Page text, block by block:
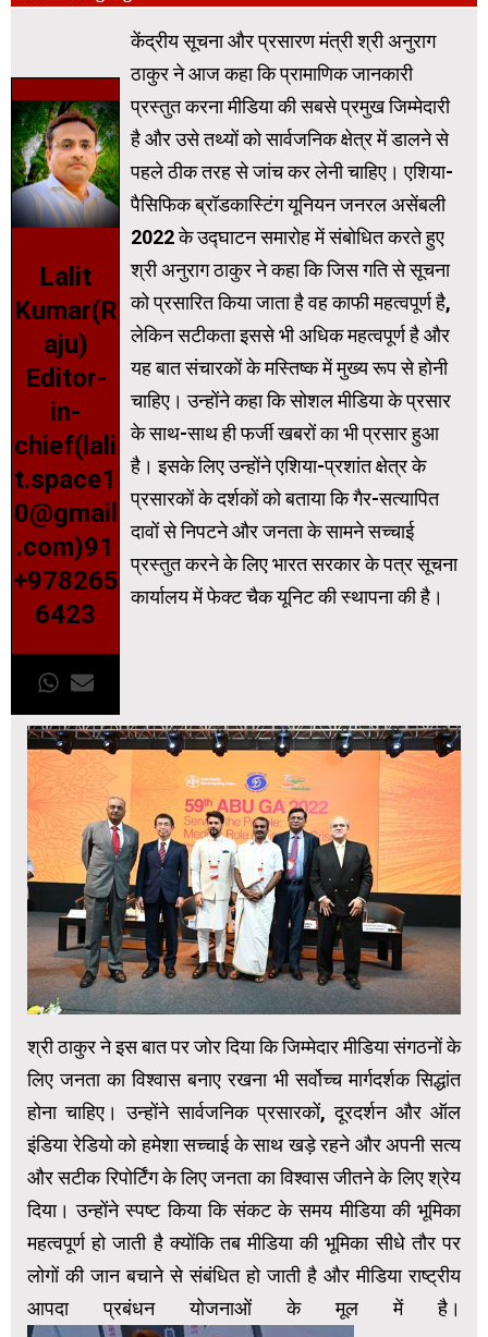
Lalit
Kumar(R
aju)
Editor-
in-
chief(lali
t.space1
0@gmail
.com)91
+978265
6423
केंद्रीय सूचना और प्रसारण मंत्री श्री अनुराग
ठाकुर ने आज कहा कि प्रामाणिक जानकारी
प्रस्तुत करना मीडिया की सबसे प्रमुख जिम्मेदारी
है और उसे तथ्यों को सार्वजनिक क्षेत्र में डालने से
पहले ठीक तरह से जांच कर लेनी चाहिए। एशिया-
पैसिफिक ब्रॉडकास्टिंग यूनियन जनरल असेंबली
2022 के उद्घाटन समारोह में संबोधित करते हुए
श्री अनुराग ठाकुर ने कहा कि जिस गति से सूचना
को प्रसारित किया जाता है वह काफी महत्वपूर्ण है,
लेकिन सटीकता इससे भी अधिक महत्वपूर्ण है और
यह बात संचारकों के मस्तिष्‍क में मुख्‍य रूप से होनी
चाहिए। उन्‍होंने कहा कि सोशल मीडिया के प्रसार
के साथ-साथ ही फर्जी खबरों का भी प्रसार हुआ
है। इसके लिए उन्होंने एशिया-प्रशांत क्षेत्र के
प्रसारकों के दर्शकों को बताया कि गैर-सत्यापित
दावों से निपटने और जनता के सामने सच्चाई
प्रस्‍तुत करने के लिए भारत सरकार के पत्र सूचना
कार्यालय में फेक्ट चैक यूनिट की स्थापना की है।
श्री ठाकुर ने इस बात पर जोर दिया कि जिम्मेदार मीडिया संगठनों के
लिए जनता का विश्वास बनाए रखना भी सर्वोच्च मार्गदर्शक सिद्धांत
होना चाहिए। उन्होंने सार्वजनिक प्रसारकों, दूरदर्शन और ऑल
इंडिया रेडियो को हमेशा सच्चाई के साथ खड़े रहने और अपनी सत्‍य
और सटीक रिपोर्टिंग के लिए जनता का विश्वास जीतने के लिए श्रेय
दिया। उन्होंने स्‍पष्‍ट किया कि संकट के समय मीडिया की भूमिका
महत्वपूर्ण हो जाती है क्योंकि त‍ब मीडिया की भूमिका सीधे तौर पर
लोगों की जान बचाने से संबंधित हो जाती है और मीडिया राष्ट्रीय
आपदा प्रबंधन योजनाओं के मूल में है।